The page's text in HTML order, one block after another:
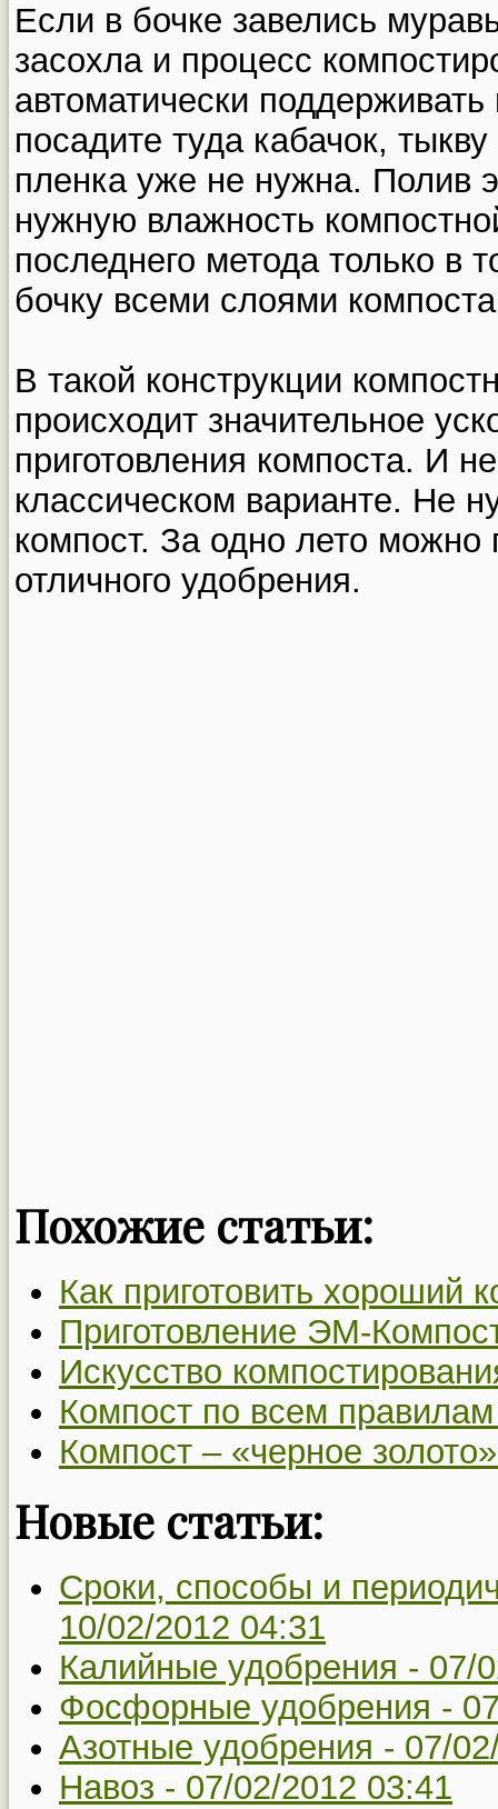
Если в бочке завелись
засохла и процесс
автоматически
посадите туда кабачок,
пленка уже не нужна. Полив
нужную влажность
последнего метода только в
бочку всеми слоями
В такой конструкции
происходит значительное
приготовления компоста. И
классическом варианте. Не
компост. За одно лето можно
отличного удобрения.
Похожие статьи:
Как приготовить хороший
Приготовление ЭМ-
Искусство
Компост по всем
Компост – «черное
Новые статьи:
Сроки, способы и
10/02/2012 04:31
Калийные удобрения - 07/
Фосфорные удобрения -
Азотные удобрения - 07/
Навоз - 07/02/2012 03:41